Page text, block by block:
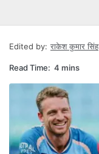
Edited by: राकेश कुमार सिंह
Read Time: 4 mins